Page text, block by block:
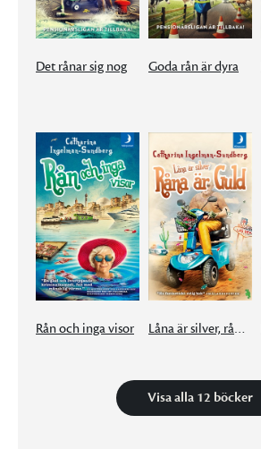
Det rånar sig nog Goda rån är dyra
Rån och inga visor Låna är silver, råna är guld
Visa alla 12 böcker